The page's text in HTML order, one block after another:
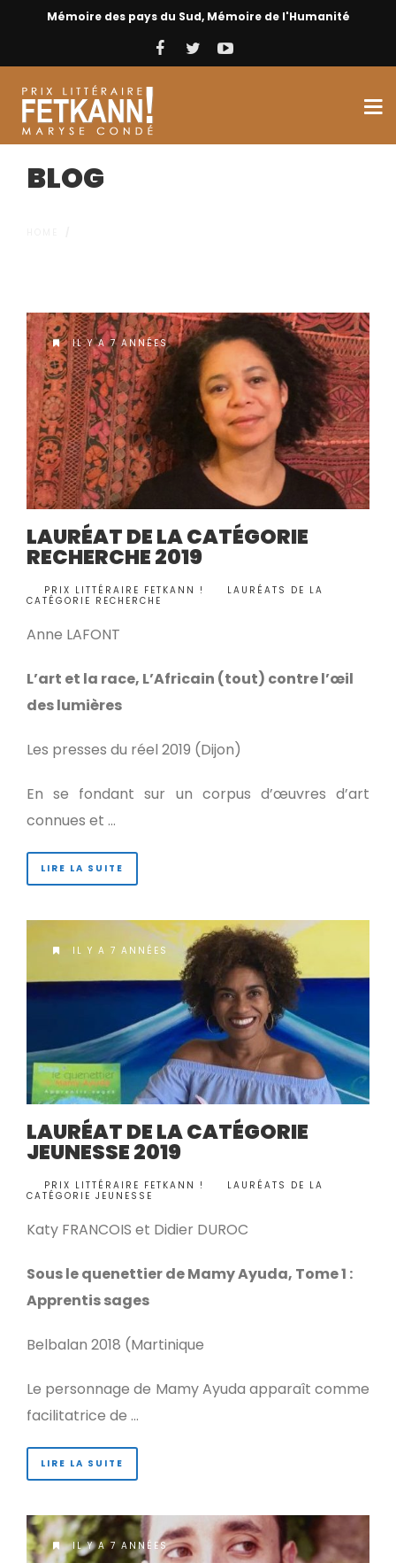
Mémoire des pays du Sud, Mémoire de l'Humanité
BLOG
IL Y A 7 ANNÉES
LAURÉAT DE LA CATÉGORIE
RECHERCHE 2019
PRIX LITTÉRAIRE FETKANN !
LAURÉATS DE LA
CATÉGORIE RECHERCHE
Anne LAFONT
L’art et la race, L’Africain (tout) contre l’œil
des lumières
Les presses du réel 2019 (Dijon)
En se fondant sur un corpus d’œuvres d’art
connues et …
LIRE LA SUITE
IL Y A 7 ANNÉES
LAURÉAT DE LA CATÉGORIE
JEUNESSE 2019
PRIX LITTÉRAIRE FETKANN !
LAURÉATS DE LA
CATÉGORIE JEUNESSE
Katy FRANCOIS et Didier DUROC
Sous le quenettier de Mamy Ayuda, Tome 1 :
Apprentis sages
Belbalan 2018 (Martinique
Le personnage de Mamy Ayuda apparaît comme
facilitatrice de …
LIRE LA SUITE
IL Y A 7 ANNÉES